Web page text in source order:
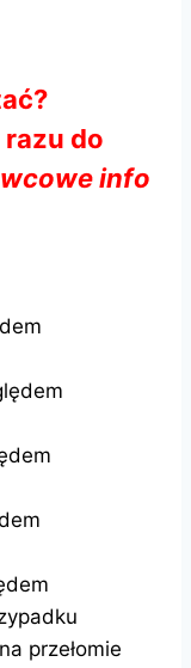
do
info
przełomie